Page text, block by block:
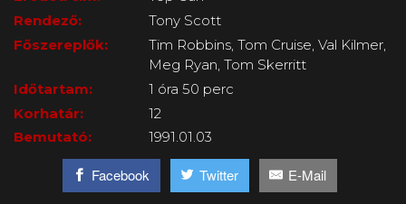
Rendező:
Tony Scott
Főszereplők:
Tim Robbins, Tom Cruise, Val Kilmer,
Meg Ryan, Tom Skerritt
Időtartam:
1 óra 50 perc
Korhatár:
12
Bemutató:
1991.01.03
Facebook Twitter E-Mail